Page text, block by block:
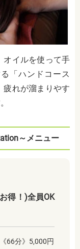
オイルを使って手
「ハンドコース
疲れが溜まりやす
～メニュー
得！)全員OK
66分》5,000円